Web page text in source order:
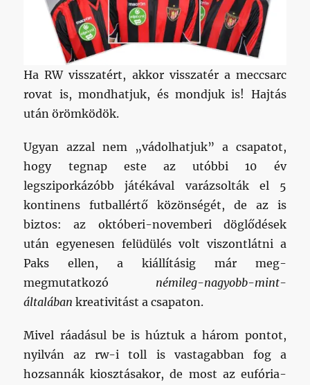
Ha RW visszatért, akkor visszatér a meccsarc
rovat is, mondhatjuk, és mondjuk is! Hajtás
után örömködök.
Ugyan azzal nem „vádolhatjuk” a csapatot,
hogy tegnap este az utóbbi 10 év
legsziporkázóbb játékával varázsolták el 5
kontinens futballértő közönségét, de az is
biztos: az októberi-novemberi döglődések
után egyenesen felüdülés volt viszontlátni a
Paks ellen, a kiállításig már meg-
megmutatkozó némileg-nagyobb-mint-
általábankreativitást a csapaton.
Mivel ráadásul be is húztuk a három pontot,
nyilván az rw-i toll is vastagabban fog a
hozsannák kiosztásakor, de most az eufória-